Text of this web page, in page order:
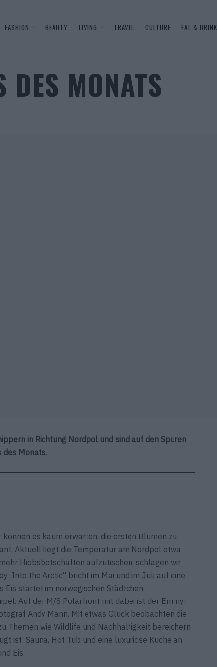
FASHION BEAUTY LIVING TRAVEL CULTURE EAT & DRINK
DES MONATS
in Richtung Nordpol und sind auf den Spuren
des Monats.
es kaum erwarten, die ersten Blumen zu
Aktuell liegt die Temperatur am Nordpol etwa
Hiobsbotschaften aufzutischen, schlagen wir
Into the Arctic“ bricht im Mai und im Juli auf eine
Eis startet im norwegischen Städtchen
Auf der M/S Polarfront mit dabei ist der Emmy-
Andy Mann. Mit etwas Glück beobachten die
Themen wie Wildlife und Nachhaltigkeit bereichern
ist: Sauna, Hot Tub und eine luxuriöse Küche an
Eis.